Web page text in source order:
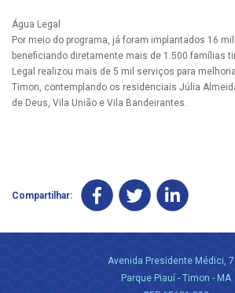
Água Legal
Por meio do programa, já foram implantados 16
beneficiando diretamente mais de 1.500 famílias
Legal realizou mais de 5 mil serviços para
Timon, contemplando os residenciais Júlia
de Deus, Vila União e Vila Bandeirantes.
Compartilhar:
Avenida Presidente Médici,
Parque Piauí - Timon - MA